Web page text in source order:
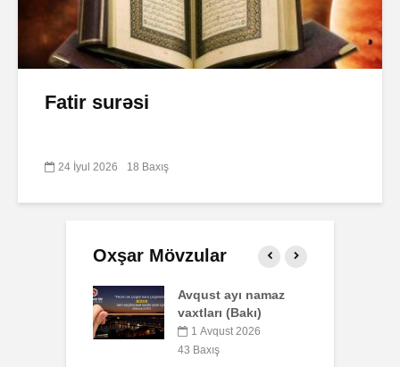
Fatir surəsi
24 İyul 2026 18 Baxış
Oxşar Mövzular
Səba surəsi
10 İyul 2026
40 Baxış